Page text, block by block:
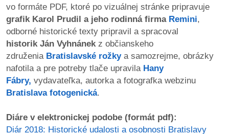
petície
médií
videá
/
knihy
vo formáte PDF, ktoré po vizuálnej stránke pripravuje
grafik Karol Prudil a jeho rodinná firma Remini,
odborné historické texty pripravil a spracoval
historik Ján Vyhnánek z občianskeho
združenia Bratislavské rožkya samozrejme, obrázky
nafotila a pre potreby tlače upravila Hany
Fábry, vydavateľka, autorka a fotografka webzinu
Bratislava fotogenická.
Diáre v elektronickej podobe (formát pdf):
Diár 2018: Historické udalosti a osobnosti Bratislavy